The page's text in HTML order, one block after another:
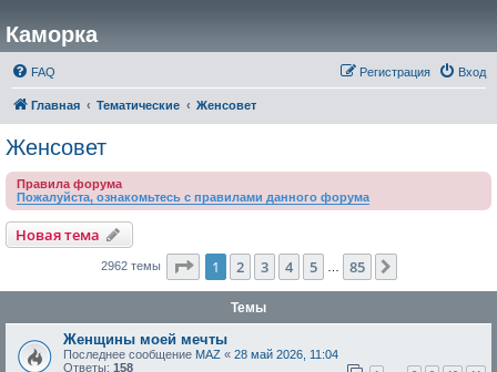
Каморка
FAQ Вход
Регистрация
Главная Тематические Женсовет
Женсовет
Правила форума
Пожалуйста, ознакомьтесь с правилами данного форума
Новая тема
2962 темы Страница из 85
1 2 3 4 5 85
Темы
Женщины моей мечты
Последнее сообщение MAZ « 28 май 2026, 11:04
Ответы: 158